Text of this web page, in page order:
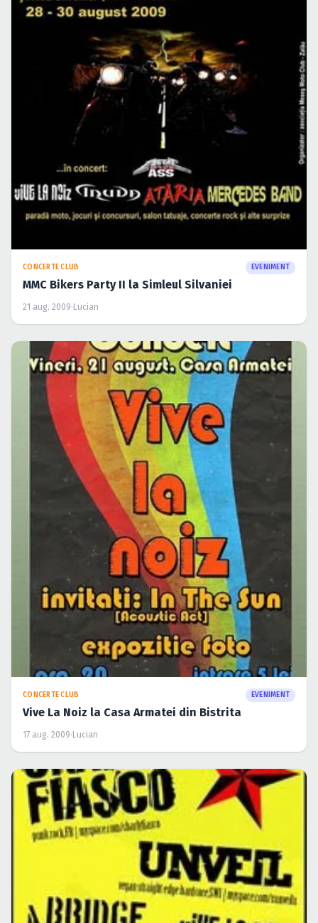
CONCERTE CLUB EVENIMENT
MMC Bikers Party II la Simleul Silvaniei
21 aug. 2009· Lucian
CONCERTE CLUB EVENIMENT
Vive La Noiz la Casa Armatei din Bistrita
17 aug. 2009· Lucian